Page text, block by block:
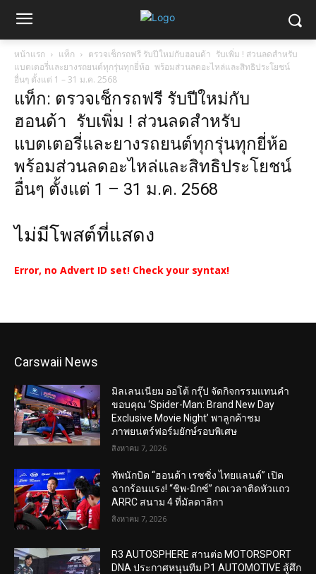
หน้าแรก แท็ก
ตรวจเช็กรถฟรี รับปีใหม่กับฮอนด้า รับเพิ่ม ! ส่วนลดสำหรับ
แบตเตอรี่และยางรถยนต์ทุกรุ่นทุกยี่ห้อ พร้อมส่วนลดอะไหล่และสิทธิประโยชน์
อื่นๆ ตั้งแต่ 1 – 31 ม.ค. 2568
แท็ก: ตรวจเช็กรถฟรี รับปีใหม่กับ
ฮอนด้า รับเพิ่ม ! ส่วนลดสำหรับ
แบตเตอรี่และยางรถยนต์ทุกรุ่นทุกยี่ห้อ
พร้อมส่วนลดอะไหล่และสิทธิประโยชน์
อื่นๆ ตั้งแต่ 1 – 31 ม.ค. 2568
ไม่มีโพสต์ที่แสดง
Error, no Advert ID set! Check your syntax!
Carswaii News
มิลเลนเนียม ออโต้ กรุ๊ป จัดกิจกรรมแทนคำ
ขอบคุณ ‘Spider-Man: Brand New Day
Exclusive Movie Night’ พาลูกค้าชม
ภาพยนตร์ฟอร์มยักษ์รอบพิเศษ
สิงหาคม 7, 2026
ทัพนักบิด “ฮอนด้า เรซซิ่ง ไทยแลนด์” เปิด
ฉากร้อนแรง! “ชิพ-มิกซ์” กดเวลาติดหัวแถว
ARRC สนาม 4 ที่มัลดาลิกา
สิงหาคม 7, 2026
R3 AUTOSPHERE สานต่อ MOTORSPORT
DNA ประกาศหนุนทีม P1 AUTOMOTIVE สู้ศึก